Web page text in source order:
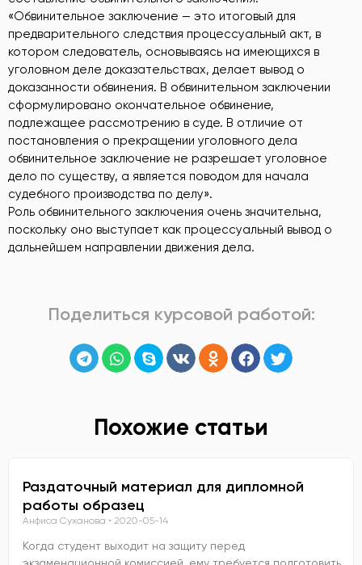
«Обвинительное заключение — это итоговый для
предварительного следствия процессуальный акт, в
котором следователь, основываясь на имеющихся в
уголовном деле доказательствах, делает вывод о
доказанности обвинения. В обвинительном заключении
сформулировано окончательное обвинение,
подлежащее рассмотрению в суде. В отличие от
постановления о прекращении уголовного дела
обвинительное заключение не разрешает уголовное
дело по существу, а является поводом для начала
судебного производства по делу».
Роль обвинительного заключения очень значительна,
поскольку оно выступает как процессуальный вывод о
дальнейшем направлении движения дела.
Поделиться курсовой работой:
Похожие статьи
Раздаточный материал для дипломной
работы образец
Анфиса Суханова 2020-05-14
Когда студент выходит на защиту перед
экзаменационной комиссией, ему требуется подготовить